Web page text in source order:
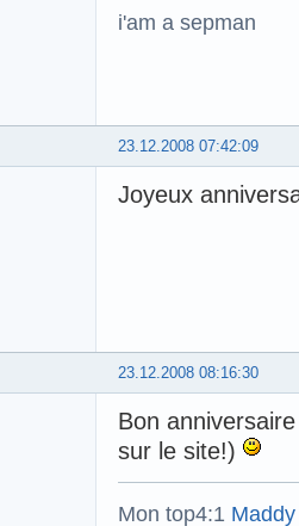
i'am a sepman
23.12.2008 07:42:09
Joyeux
23.12.2008 08:16:30
Bon
sur le site!)
Mon top4:1